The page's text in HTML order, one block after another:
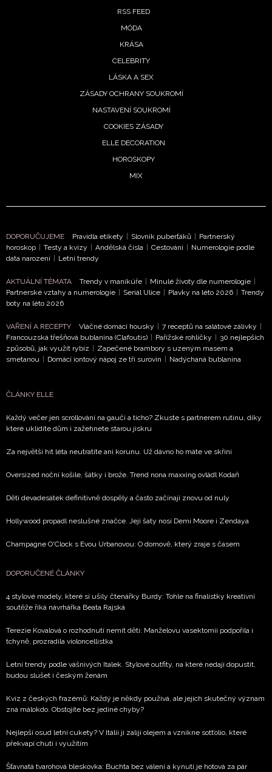
NEWSLETTER
Přihlášením k newsletteru souhlasíte s Obchodními
podmínkami společnosti BurdaMedia Extra s.r.o.
Vašimi údaji pracovat zejména k organizaci a
vyhodnocení akce a zasílání novinek.
informace od našich partnerů? Pokud souhlasíte se
soukromí BurdaMedia Extra s.r.o., zaškrtněte toto pole.
RSS FEED
MÓDA
KRÁSA
CELEBRITY
LÁSKA A SEX
ZÁSADY OCHRANY SOUKROMÍ
NASTAVENÍ SOUKROMÍ
COOKIES ZÁSADY
ELLE DECORATION
HOROSKOPY
MIX
DOPORUČUJEME Pravidla etikety Slovník puberťáků
Partnerský
horoskop
Testy a kvízy Andělská čísla Cestování
Numerologie podle
data narození
Letní trendy
AKTUÁLNÍ TÉMATA Trendy v manikúře Minulé životy dle numerologie
Partnerské vztahy a numerologie
Seriál Ulice Plavky na léto 2026
Trendy
boty na léto 2026
VAŘENÍ A RECEPTY Vláčné domácí housky 7 receptů na salátové zálivky
Francouzská třešňová bublanina (Clafoutis)
Pařížské rohlíčky
30 nejlepších
způsobů, jak využít rybíz
Zapečené brambory s uzeným masem a
smetanou
Domácí iontový nápoj ze tří surovin Nadýchaná bublanina
ČLÁNKY ELLE
Každý večer jen scrollování na gauči a ticho? Zkuste s partnerem rutinu, díky
které uklidíte dům i zažehnete starou jiskru
Za největší hit léta neutratíte ani korunu. Už dávno ho máte ve skříni
Oversized noční košile, šátky i brože. Trend nona maxxing ovládl Kodaň
Děti devadesátek definitivně dospěly a často začínají znovu od nuly
Hollywood propadl neslušné značce. Její šaty nosí Demi Moore i Zendaya
Champagne O'Clock s Evou Urbanovou: O domově, který zraje s časem
DOPORUČENÉ ČLÁNKY
4 stylové modely, které si ušily čtenářky Burdy: Tohle na finalistky kreativní
soutěže říká návrhářka Beata Rajská
Terezie Kovalová o rozhodnutí nemít děti: Manželovu vasektomii podpořila i
tchyně, prozradila violoncellistka
Letní trendy podle vášnivých Italek. Stylové outfity, na které nedají dopustit,
budou slušet i českým ženám
Kvíz z českých frazémů: Každý je někdy používá, ale jejich skutečný význam
zná málokdo. Obstojíte bez jediné chyby?
Nejlepší osud letní cukety? V Itálii ji zalijí olejem a vznikne sott’olio, které
překvapí chutí i využitím
Šťavnatá tvarohová bleskovka: Buchta bez válení a kynutí je hotová za pár